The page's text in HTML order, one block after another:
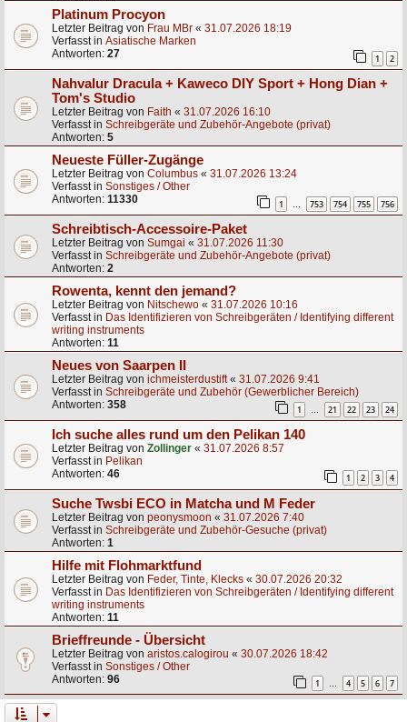
Platinum Procyon
Letzter Beitrag von Frau MBr « 31.07.2026 18:19
Verfasst in Asiatische Marken
Antworten: 27 1 2
Nahvalur Dracula + Kaweco DIY Sport + Hong Dian +
Tom's Studio
Letzter Beitrag von Faith « 31.07.2026 16:10
Verfasst in Schreibgeräte und Zubehör-Angebote (privat)
Antworten: 5
Neueste Füller-Zugänge
Letzter Beitrag von Columbus « 31.07.2026 13:24
Verfasst in Sonstiges / Other
Antworten: 11330 1 753 754 755 756
Schreibtisch-Accessoire-Paket
Letzter Beitrag von Sumgai « 31.07.2026 11:30
Verfasst in Schreibgeräte und Zubehör-Angebote (privat)
Antworten: 2
Rowenta, kennt den jemand?
Letzter Beitrag von Nitschewo « 31.07.2026 10:16
Verfasst in Das Identifizieren von Schreibgeräten / Identifying different
writing instruments
Antworten: 11
Neues von Saarpen II
Letzter Beitrag von ichmeisterdustift« 31.07.2026 9:41
Verfasst in Schreibgeräte und Zubehör (Gewerblicher Bereich)
Antworten: 358 1 21 22 23 24
Ich suche alles rund um den Pelikan 140
Letzter Beitrag von Zollinger « 31.07.2026 8:57
Verfasst in Pelikan
Antworten: 46 1 2 3 4
Suche Twsbi ECO in Matcha und M Feder
Letzter Beitrag von peonysmoon « 31.07.2026 7:40
Verfasst in Schreibgeräte und Zubehör-Gesuche (privat)
Antworten: 1
Hilfe mit Flohmarktfund
Letzter Beitrag von Feder, Tinte, Klecks « 30.07.2026 20:32
Verfasst in Das Identifizieren von Schreibgeräten / Identifying different
writing instruments
Antworten: 11
Brieffreunde - Übersicht
Letzter Beitrag von aristos.calogirou « 30.07.2026 18:42
Verfasst in Sonstiges / Other
Antworten: 96 1 … 4 5 6 7